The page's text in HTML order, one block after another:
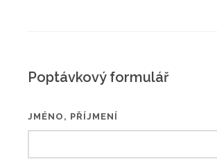
Poptávkový formulář
JMÉNO, PŘÍJMENÍ